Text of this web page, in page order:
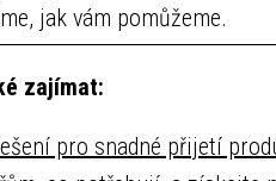
jak vám pomůžeme.
zajímat:
pro snadné přijetí